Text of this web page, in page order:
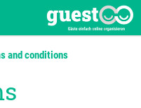
and conditions